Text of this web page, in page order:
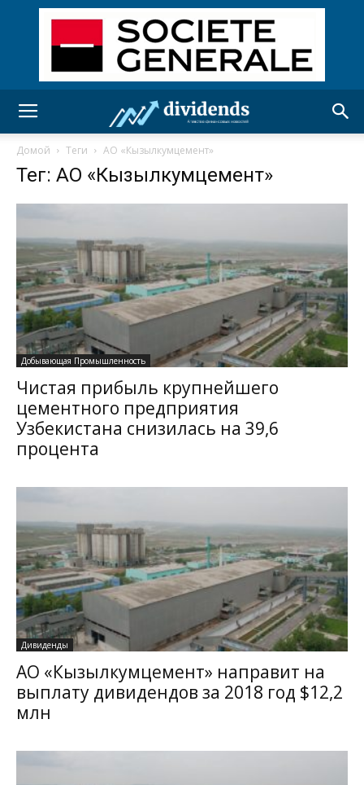
Домой Теги АО «Кызылкумцемент»
Тег: АО «Кызылкумцемент»
Добывающая Промышленность
Чистая прибыль крупнейшего
цементного предприятия
Узбекистана снизилась на 39,6
процента
Дивиденды
АО «Кызылкумцемент» направит на
выплату дивидендов за 2018 год $12,2
млн